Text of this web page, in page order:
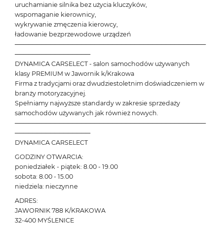
uruchamianie silnika bez użycia kluczyków,
wspomaganie kierownicy,
wykrywanie zmęczenia kierowcy,
ładowanie bezprzewodowe urządzeń
───────────────────────────────────────────
─────────────────
DYNAMICA CARSELECT - salon samochodów używanych
klasy PREMIUM w Jawornik k/Krakowa
Firma z tradycjami oraz dwudziestoletnim doświadczeniem w
branży motoryzacyjnej.
Spełniamy najwyższe standardy w zakresie sprzedaży
samochodów używanych jak również nowych.
───────────────────────────────────────────
─────────────────
DYNAMICA CARSELECT
GODZINY OTWARCIA:
poniedziałek - piątek: 8.00 - 19.00
sobota: 8.00 - 15.00
niedziela: nieczynne
ADRES:
JAWORNIK 788 K/KRAKOWA
32-400 MYŚLENICE